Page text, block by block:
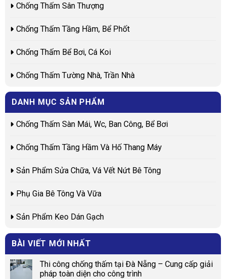
Chống Thấm Sân Thượng
Chống Thấm Tầng Hầm, Bể Phốt
Chống Thấm Bể Bơi, Cá Koi
Chống Thấm Tường Nhà, Trần Nhà
DANH MỤC SẢN PHẨM
Chống Thấm Sàn Mái, Wc, Ban Công, Bể Bơi
Chống Thấm Tầng Hầm Và Hố Thang Máy
Sản Phẩm Sửa Chữa, Vá Vết Nứt Bê Tông
Phụ Gia Bê Tông Và Vữa
Sản Phẩm Keo Dán Gạch
BÀI VIẾT MỚI NHẤT
Thi công chống thấm tại Đà Nẵng – Cung cấp giải
pháp toàn diện cho công trình